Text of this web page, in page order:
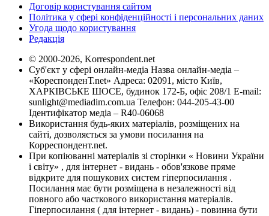
Договір користування сайтом
Політика у сфері конфіденційності і персональних даних
Угода щодо користування
Редакція
© 2000-2026, Korrespondent.net
Суб'єкт у сфері онлайн-медіа Назва онлайн-медіа –
«КореспонденТ.net» Адреса: 02091, місто Київ,
ХАРКІВСЬКЕ ШОСЕ, будинок 172-Б, офіс 208/1 E-mail:
sunlight@mediadim.com.ua Телефон: 044-205-43-00
Ідентифікатор медіа – R40-06068
Використання будь-яких матеріалів, розміщених на
сайті, дозволяється за умови посилання на
Корреспондент.net.
При копіюванні матеріалів зі сторінки « Новини України
і світу» , для інтернет - видань - обов'язкове пряме
відкрите для пошукових систем гіперпосилання .
Посилання має бути розміщена в незалежності від
повного або часткового використання матеріалів.
Гіперпосилання ( для інтернет - видань) - повинна бути